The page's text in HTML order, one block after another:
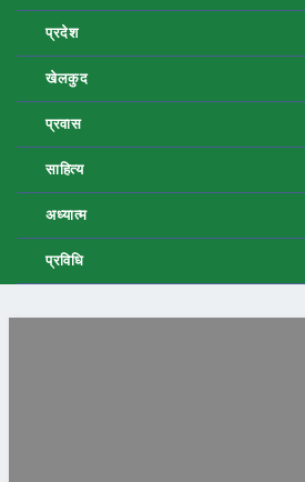
प्रदेश
खेलकुद
प्रवास
साहित्य
अध्यात्म
प्रविधि